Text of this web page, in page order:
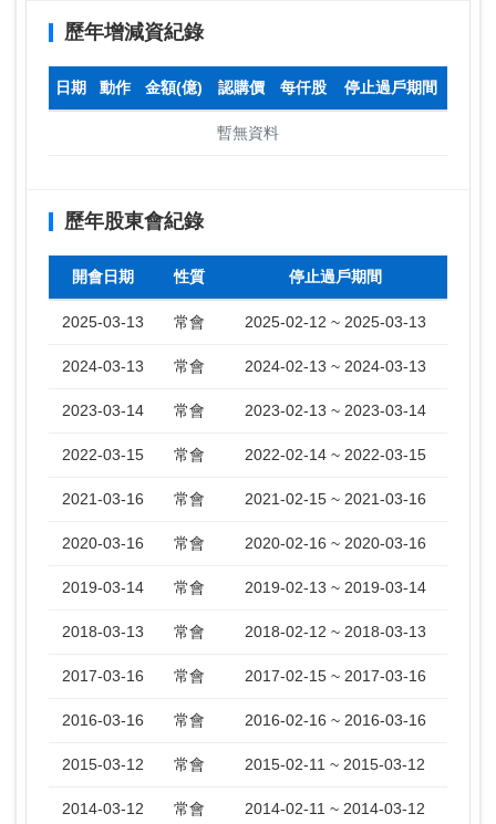
歷年增減資紀錄
日期 動作 金額(億) 認購價 每仟股 停止過戶期間
暫無資料
歷年股東會紀錄
開會日期 性質 停止過戶期間
2025-03-13 常會 2025-02-12 ~ 2025-03-13
2024-03-13 常會 2024-02-13 ~ 2024-03-13
2023-03-14 常會 2023-02-13 ~ 2023-03-14
2022-03-15 常會 2022-02-14 ~ 2022-03-15
2021-03-16 常會 2021-02-15 ~ 2021-03-16
2020-03-16 常會 2020-02-16 ~ 2020-03-16
2019-03-14 常會 2019-02-13 ~ 2019-03-14
2018-03-13 常會 2018-02-12 ~ 2018-03-13
2017-03-16 常會 2017-02-15 ~ 2017-03-16
2016-03-16 常會 2016-02-16 ~ 2016-03-16
2015-03-12 常會 2015-02-11 ~ 2015-03-12
2014-03-12 常會 2014-02-11 ~ 2014-03-12